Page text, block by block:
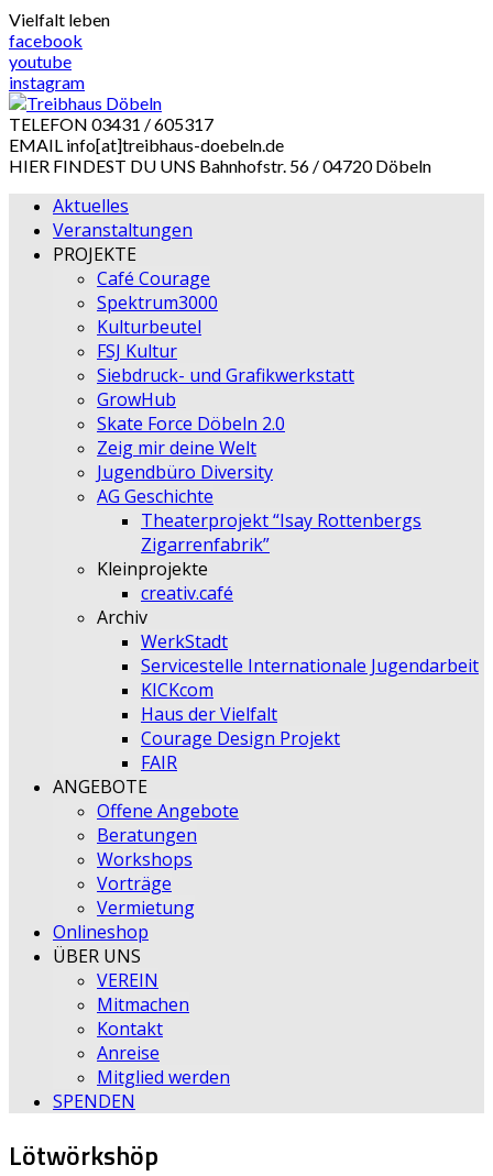
Skip
to
content
Vielfalt leben
facebook
youtube
instagram
TELEFON 03431 / 605317
EMAIL info[at]treibhaus-doebeln.de
HIER FINDEST DU UNS Bahnhofstr. 56 / 04720 Döbeln
Aktuelles
Veranstaltungen
PROJEKTE
Café Courage
Spektrum3000
Kulturbeutel
FSJ Kultur
Siebdruck- und Grafikwerkstatt
GrowHub
Skate Force Döbeln 2.0
Zeig mir deine Welt
Jugendbüro Diversity
AG Geschichte
Theaterprojekt “Isay Rottenbergs
Zigarrenfabrik”
Kleinprojekte
creativ.café
Archiv
WerkStadt
Servicestelle Internationale Jugendarbeit
KICKcom
Haus der Vielfalt
Courage Design Projekt
FAIR
ANGEBOTE
Offene Angebote
Beratungen
Workshops
Vorträge
Vermietung
Onlineshop
ÜBER UNS
VEREIN
Mitmachen
Kontakt
Anreise
Mitglied werden
SPENDEN
Lötwörkshöp